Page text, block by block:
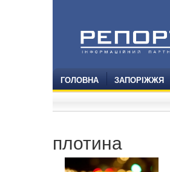
ГОЛОВНА ЗАПОРІЖЖЯ
плотина